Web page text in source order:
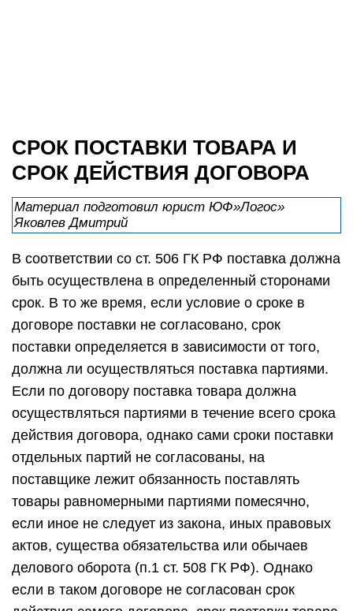
Если по договору поставка товара должна
осуществляться партиями в течение всего срока
действия договора, однако сами сроки поставки
отдельных партий не согласованы, на
поставщике лежит обязанность поставлять
товары равномерными партиями помесячно,
если иное не следует из закона, иных правовых
актов, существа обязательства или обычаев
определяется по правилам ст. 314 ГК РФ,
в течение семи дней с момента предъявления
кредитором соответствующего требования. По
тем же правилам ст. 314 ГК РФ определяется
иметь в виду, что положение об исполнении
требования в течение семи дней применяется к
г. По ранее действовавшей редакции п.2 ст. 314